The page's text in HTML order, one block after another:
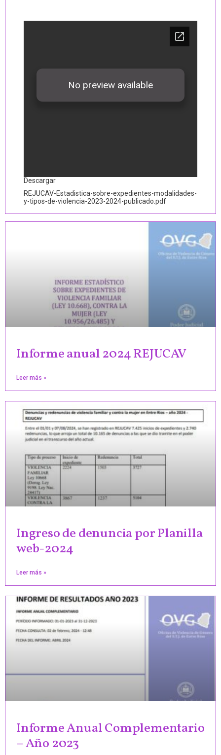
Descargar
REJUCAV-Estadistica-sobre-expedientes-modalidades-
y-tipos-de-violencia-2023-2024-publicado.pdf
Informe anual 2024 REJUCAV
Leer más »
Ingreso de denuncia por Planilla
web-2024
Leer más »
Informe Anual Complementario
– Año 2023